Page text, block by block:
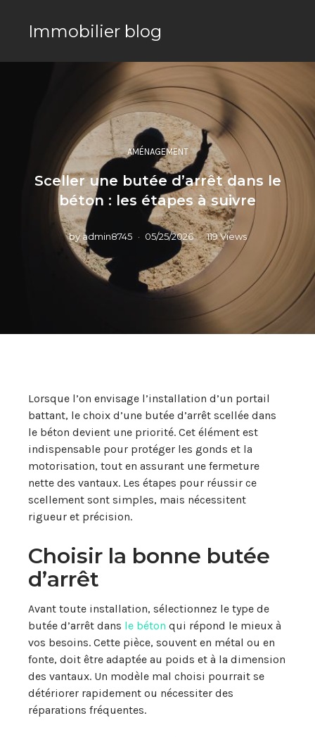
Immobilier blog
AMÉNAGEMENT
Sceller une butée d’arrêt dans le
béton : les étapes à suivre
byadmin8745 05/25/2026 119 Views
Lorsque l’on envisage l’installation d’un portail
battant, le choix d’une butée d’arrêt scellée dans
le béton devient une priorité. Cet élément est
indispensable pour protéger les gonds et la
motorisation, tout en assurant une fermeture
nette des vantaux. Les étapes pour réussir ce
scellement sont simples, mais nécessitent
rigueur et précision.
Choisir la bonne butée
d’arrêt
Avant toute installation, sélectionnez le type de
butée d’arrêt dans le béton qui répond le mieux à
vos besoins. Cette pièce, souvent en métal ou en
fonte, doit être adaptée au poids et à la dimension
des vantaux. Un modèle mal choisi pourrait se
détériorer rapidement ou nécessiter des
réparations fréquentes.